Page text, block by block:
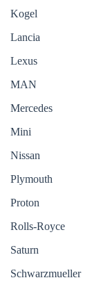
Kogel
Lancia
Lexus
MAN
Mercedes
Mini
Nissan
Plymouth
Proton
Rolls-Royce
Saturn
Schwarzmueller